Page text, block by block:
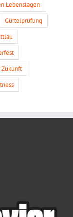
Lebenslagen
Gürtelprüfung
Zukunft